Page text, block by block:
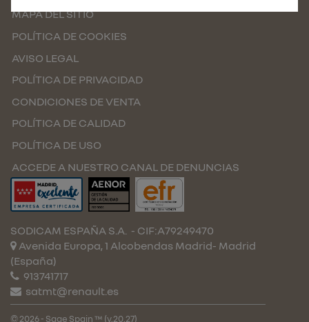
MAPA DEL SITIO
POLÍTICA DE COOKIES
AVISO LEGAL
POLÍTICA DE PRIVACIDAD
CONDICIONES DE VENTA
POLÍTICA DE CALIDAD
POLÍTICA DE USO
ACCEDE A NUESTRO CANAL DE DENUNCIAS
SODICAM ESPAÑA S.A. - CIF:A79249470
Avenida Europa, 1 Alcobendas Madrid- Madrid
(España)
913741717
satmt@renault.es
© 2026 - Sage Spain ™ (v.20.27)